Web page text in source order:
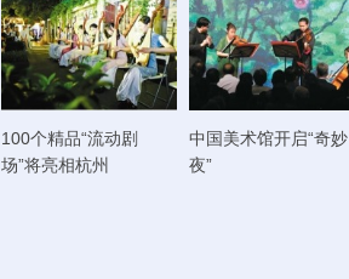
100个精品“流动剧
场”将亮相杭州
中国美术馆开启“奇妙
夜”